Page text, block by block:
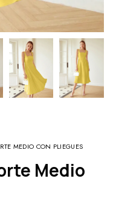
MEDIO CON PLIEGUES